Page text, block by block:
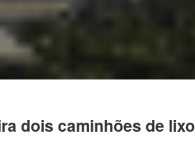
dois caminhões de